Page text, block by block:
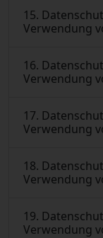
15.
Verwendung
16.
Verwendung
17.
Verwendung
18.
Verwendung
19.
Verwendung